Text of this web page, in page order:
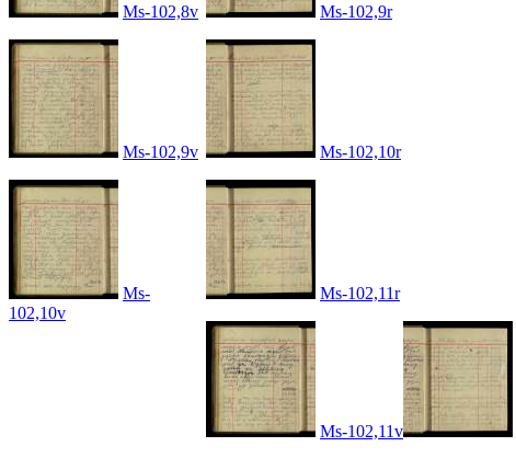
Ms-102,8v Ms-102,9r
Ms-102,9v Ms-102,10r
Ms-
102,10v
Ms-102,11r
Ms-102,11v